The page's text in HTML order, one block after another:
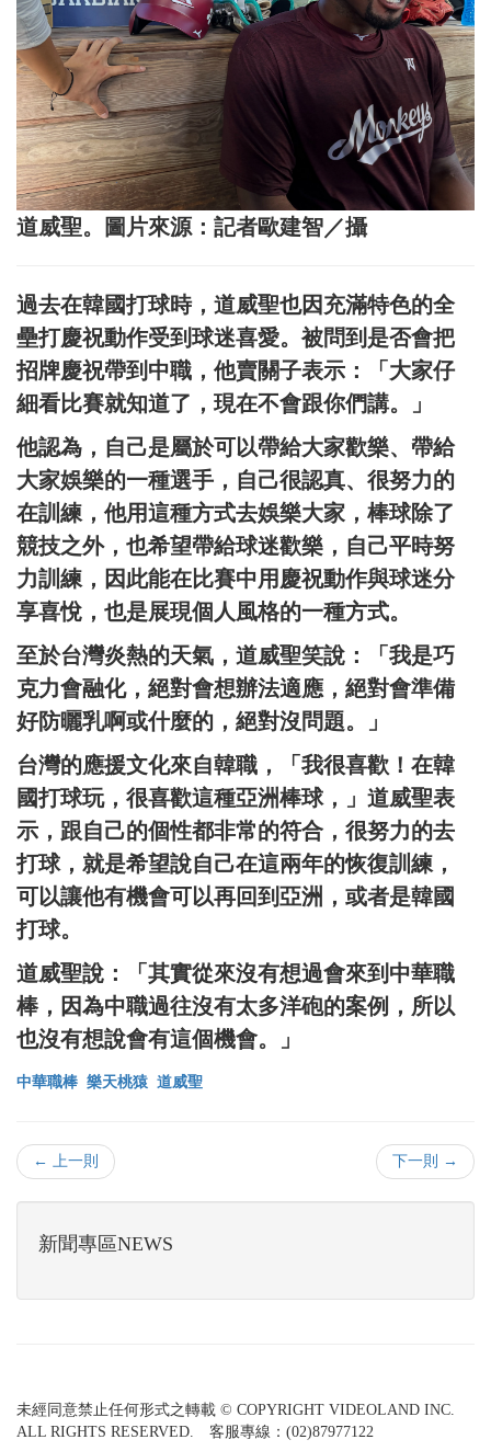
道威聖。圖片來源：記者歐建智／攝
過去在韓國打球時，道威聖也因充滿特色的全
壘打慶祝動作受到球迷喜愛。被問到是否會把
招牌慶祝帶到中職，他賣關子表示：「大家仔
細看比賽就知道了，現在不會跟你們講。」
他認為，自己是屬於可以帶給大家歡樂、帶給
大家娛樂的一種選手，自己很認真、很努力的
在訓練，他用這種方式去娛樂大家，棒球除了
競技之外，也希望帶給球迷歡樂，自己平時努
力訓練，因此能在比賽中用慶祝動作與球迷分
享喜悅，也是展現個人風格的一種方式。
至於台灣炎熱的天氣，道威聖笑說：「我是巧
克力會融化，絕對會想辦法適應，絕對會準備
好防曬乳啊或什麼的，絕對沒問題。」
台灣的應援文化來自韓職，「我很喜歡！在韓
國打球玩，很喜歡這種亞洲棒球，」道威聖表
示，跟自己的個性都非常的符合，很努力的去
打球，就是希望說自己在這兩年的恢復訓練，
可以讓他有機會可以再回到亞洲，或者是韓國
打球。
道威聖說：「其實從來沒有想過會來到中華職
棒，因為中職過往沒有太多洋砲的案例，所以
也沒有想說會有這個機會。」
中華職棒 樂天桃猿 道威聖
← 上一則 下一則 →
新聞專區NEWS
未經同意禁止任何形式之轉載 © COPYRIGHT VIDEOLAND INC.
ALL RIGHTS RESERVED. 客服專線：(02)87977122